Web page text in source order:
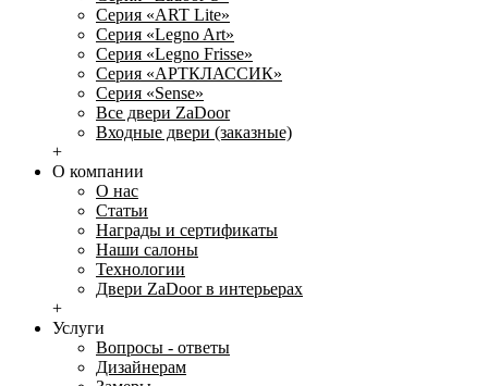
Серия «ART Lite»
Серия «Legno Art»
Серия «Legno Frisse»
Серия «АРТКЛАССИК»
Серия «Sense»
Все двери ZaDoor
Входные двери (заказные)
+
О компании
О нас
Статьи
Награды и сертификаты
Наши салоны
Технологии
Двери ZaDoor в интерьерах
+
Услуги
Вопросы - ответы
Дизайнерам